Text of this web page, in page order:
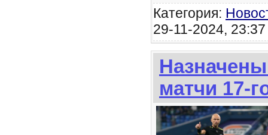
Категория:
29-11-2024,
матчи 17-